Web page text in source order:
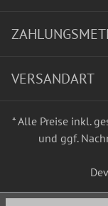
VERSANDART
* Alle Preise inkl.
und ggf.